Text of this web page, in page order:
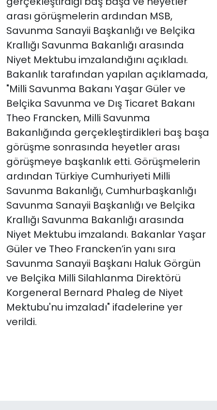
arası görüşmelerin ardından MSB,
Savunma Sanayii Başkanlığı ve Belçika
Krallığı Savunma Bakanlığı arasında
Niyet Mektubu imzalandığını açıkladı.
Bakanlık tarafından yapılan açıklamada,
"Milli Savunma Bakanı Yaşar Güler ve
Belçika Savunma ve Dış Ticaret Bakanı
Theo Francken, Milli Savunma
Bakanlığında gerçekleştirdikleri baş başa
görüşme sonrasında heyetler arası
görüşmeye başkanlık etti. Görüşmelerin
ardından Türkiye Cumhuriyeti Milli
Savunma Bakanlığı, Cumhurbaşkanlığı
Savunma Sanayii Başkanlığı ve Belçika
Krallığı Savunma Bakanlığı arasında
Niyet Mektubu imzalandı. Bakanlar Yaşar
Güler ve Theo Francken’in yanı sıra
Savunma Sanayii Başkanı Haluk Görgün
ve Belçika Milli Silahlanma Direktörü
Korgeneral Bernard Phaleg de Niyet
Mektubu'nu imzaladı" ifadelerine yer
verildi.